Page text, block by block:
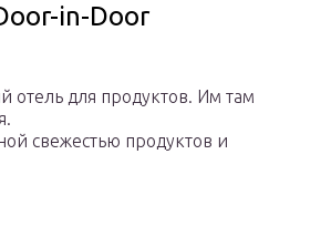
in-Door
отель для продуктов. Им там
свежестью продуктов и